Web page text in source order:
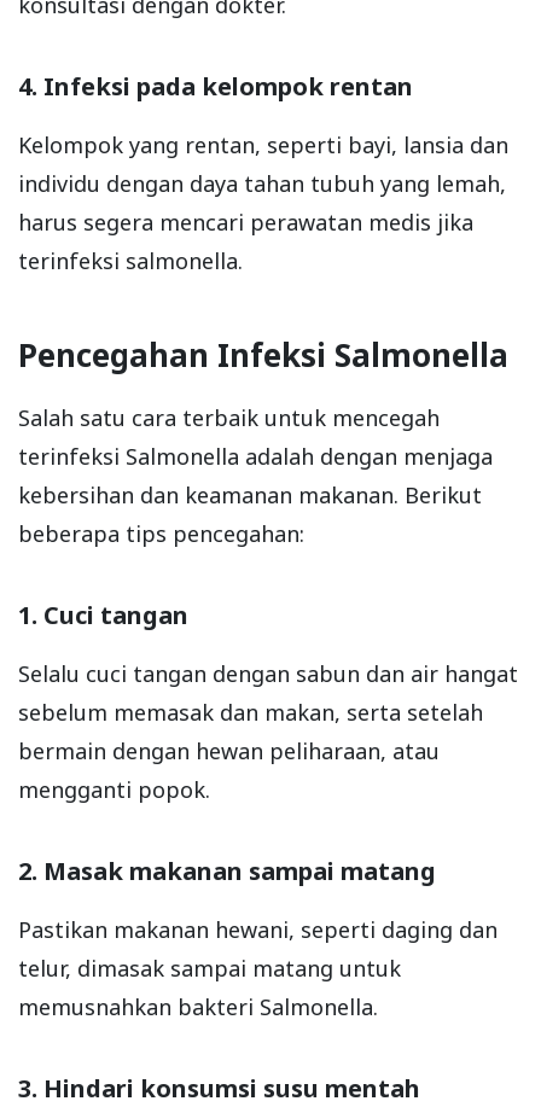
4. Infeksi pada kelompok rentan
Kelompok yang rentan, seperti bayi, lansia dan
individu dengan daya tahan tubuh yang lemah,
harus segera mencari perawatan medis jika
terinfeksi salmonella.
Pencegahan Infeksi Salmonella
Salah satu cara terbaik untuk mencegah
terinfeksi Salmonella adalah dengan menjaga
kebersihan dan keamanan makanan. Berikut
beberapa tips pencegahan:
1. Cuci tangan
Selalu cuci tangan dengan sabun dan air hangat
sebelum memasak dan makan, serta setelah
bermain dengan hewan peliharaan, atau
mengganti popok.
2. Masak makanan sampai matang
Pastikan makanan hewani, seperti daging dan
telur, dimasak sampai matang untuk
memusnahkan bakteri Salmonella.
3. Hindari konsumsi susu mentah